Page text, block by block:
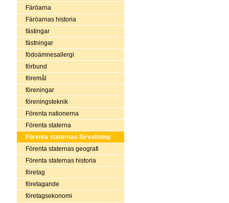
Färöarna
Färöarnas historia
fästingar
fästningar
födoämnesallergi
förbund
föremål
föreningar
föreningsteknik
Förenta nationerna
Förenta staterna
Förenta staternas förvaltning
Förenta staternas geografi
Förenta staternas historia
företag
företagande
företagsekonomi